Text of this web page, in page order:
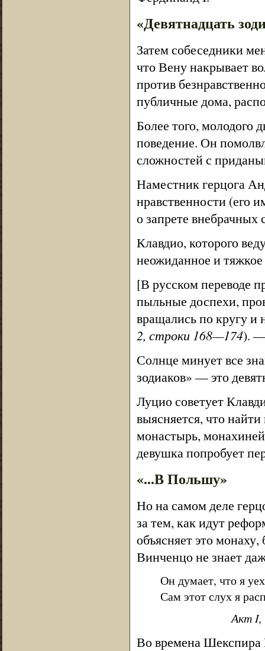
«Девятнадцать
Затем собеседники
что Вену накрывает
против
публичные дома,
Более того, молодого
поведение. Он
сложностей с
Наместник герцога
нравственности (его
о запрете внебрачных
Клавдио, которого
неожиданное и тяжкое
[В русском переводе
пыльные доспехи,
вращались по кругу и
2, строки 168—174).
Солнце минует все
зодиаков» — это
Луцио советует
выясняется, что
монастырь, монахиней
девушка попробует
«...В Польшу»
Но на самом деле
за тем, как идут
объясняет это
Винченцо не знает
Он думает, что я
Сам этот слух я
Акт I,
Во времена